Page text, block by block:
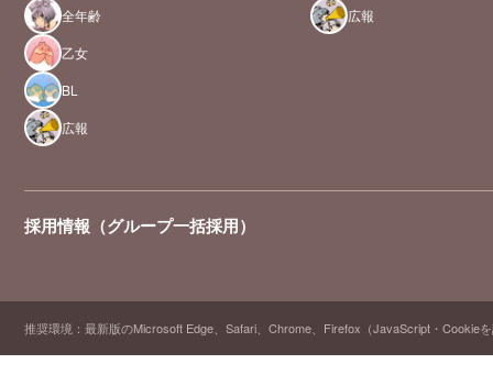
全年齢
乙女
BL
広報
広報
採用情報（グループ一括採用）
推奨環境：最新版のMicrosoft Edge、Safari、Chrome、Firefox（JavaScript・Cookie